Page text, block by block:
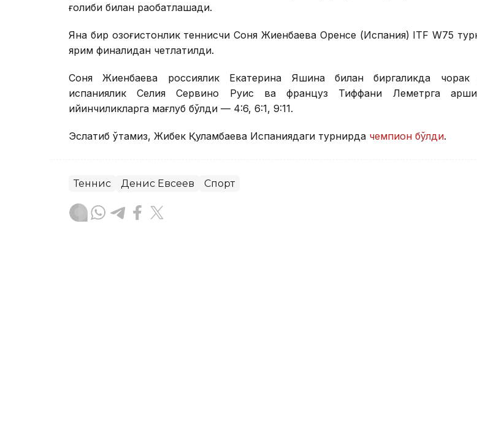
ғолиби билан рақобатлашади.
Яна бир қозоғистонлик теннисчи Соня Жиенбаева Оренсе (Испания) ITF W75
ярим финалидан четлатилди.
Соня Жиенбаева россиялик Екатерина Яшина билан биргаликда чорак
испаниялик Селия Сервино Руис ва француз Тиффани Леметрга
қийинчиликларга мағлуб бўлди — 4:6, 6:1, 9:11.
Эслатиб ўтамиз, Жибек Қуламбаева Испаниядаги турнирда чемпион бўлди.
Теннис Денис Евсеев Спорт